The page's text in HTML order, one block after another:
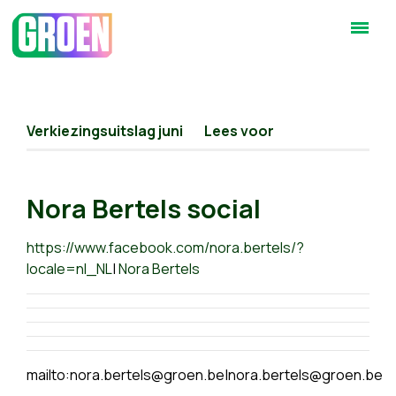
Verkiezingsuitslag juni Lees voor
Nora Bertels social
https://www.facebook.com/nora.bertels/?
locale=nl_NL|Nora Bertels
mailto:nora.bertels@groen.be|nora.bertels@groen.be